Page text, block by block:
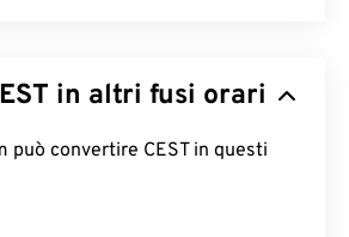
in altri fusi orari
può convertire CEST in questi